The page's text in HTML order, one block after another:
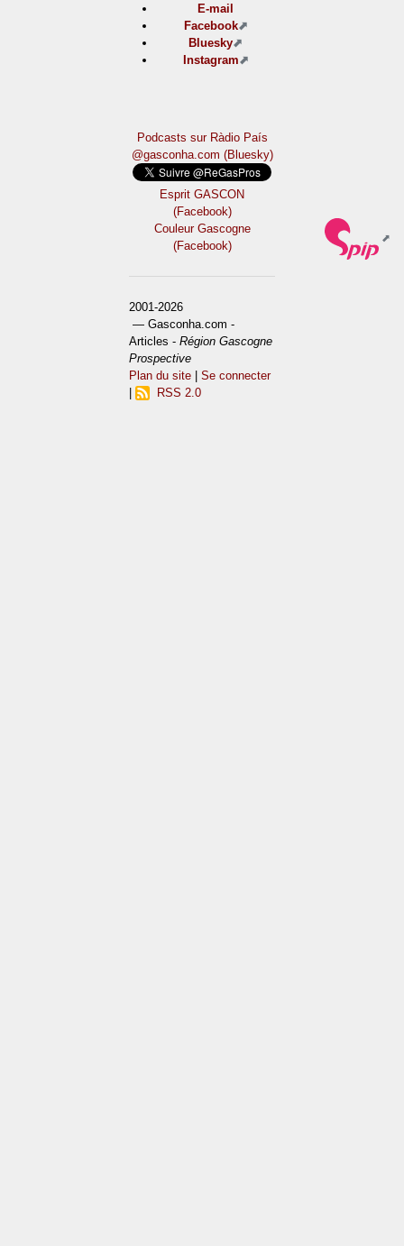
E-mail
Facebook
Bluesky
Instagram
Podcasts sur Ràdio País
@gasconha.com (Bluesky)
Esprit GASCON
(Facebook)
Couleur Gascogne
(Facebook)
2001-2026
— Gasconha.com -
Articles -Région Gascogne
Prospective
Plan du site |Se connecter
RSS 2.0